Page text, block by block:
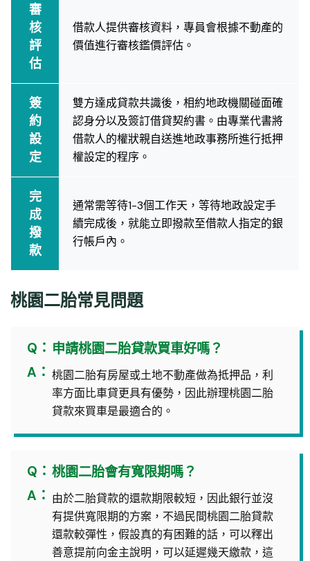
審
核
評
估
借款人提供審核資料，專員會根據不動產的
價值進行審核鑑價評估。
簽
約
設
定
雙方達成貸款共識後，相約地政機關碰面確
認身分以及簽訂借貸契約書。由專業代書將
借款人的權狀親自送進地政事務所進行抵押
權設定的程序。
完
成
撥
款
通常需等待1-3個工作天，等待地政設定手
續完成後，就能立即撥款至借款人指定的銀
行帳戶內。
桃園二胎常見問題
Q： 申請桃園二胎貸款買車好嗎？
A： 桃園二胎有房屋或土地不動產做為抵押品，利
率方面比車貸更具有優勢，因此辦理桃園二胎
貸款來買車是最適合的。
Q： 桃園二胎會有寬限期嗎？
A： 由於二胎貸款的還款期限較短，因此銀行並沒
有提供寬限期的方案，不過民間桃園二胎貸款
還款較彈性，假設真的有困難的話，可以釋出
善意提前向金主說明，可以延遲幾天繳款，這